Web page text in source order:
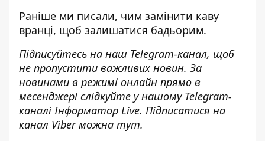
Раніше ми писали, чим замінити каву
вранці, щоб залишатися бадьорим.
Підписуйтесь на наш Telegram-канал, щоб
не пропустити важливих новин. За
новинами в режимі онлайн прямо в
месенджері слідкуйте у нашому Telegram-
каналіІнформатор Live. Підписатися на
канал Viber можна тут.